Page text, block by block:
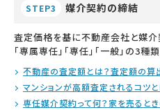
STEP3 媒介契約の締結
査定価格を基に不動産会社と媒介
「専属専任」「専任」「一般」の3種
不動産の査定額とは？査定額の算
マンションが高額査定されるコツと
専任媒介契約って何？家を売ると